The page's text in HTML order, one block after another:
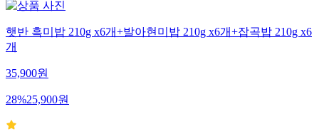
햇반 흑미밥 210g x6개+발아현미밥 210g x6개+잡곡밥 210g x6
개
35,900원
28%25,900원